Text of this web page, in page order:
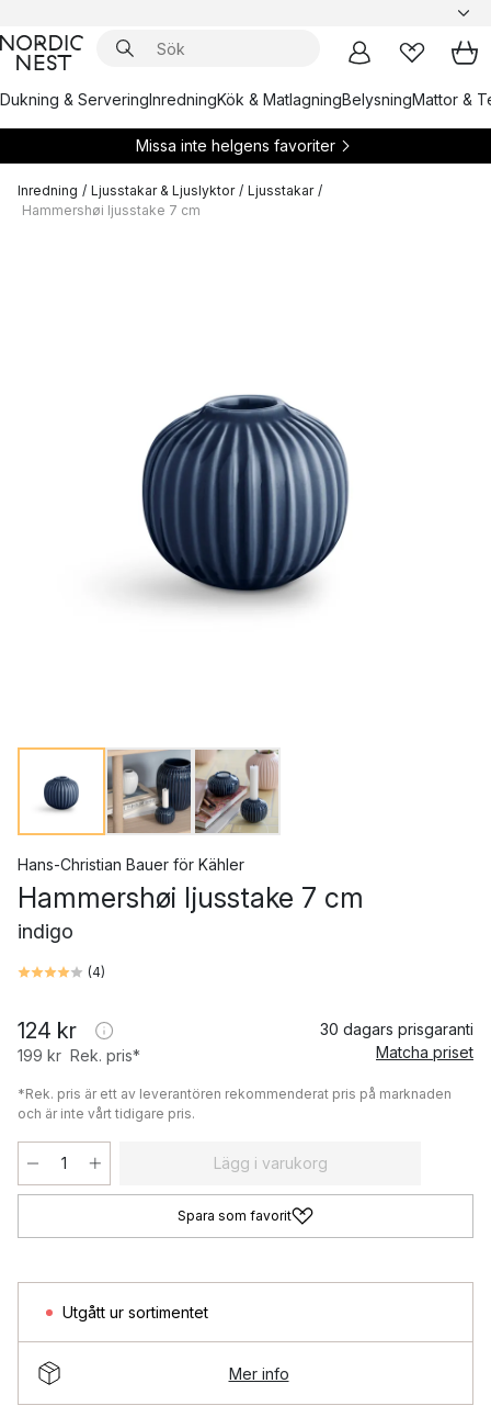
Dukning & ServeringInredningKök & MatlagningBelysningMattor &
Missa inte helgens favoriter
Inredning / Ljusstakar & Ljuslyktor / Ljusstakar /
Hammershøi ljusstake 7 cm
Hans-Christian Bauer för Kähler
Hammershøi ljusstake 7 cm
indigo
(4)
124 kr
199 kr Rek. pris*
30 dagars prisgaranti
Matcha priset
*Rek. pris är ett av leverantören rekommenderat pris på marknaden
och är inte vårt tidigare pris.
Lägg i varukorg
Spara som favorit
Utgått ur sortimentet
Mer info